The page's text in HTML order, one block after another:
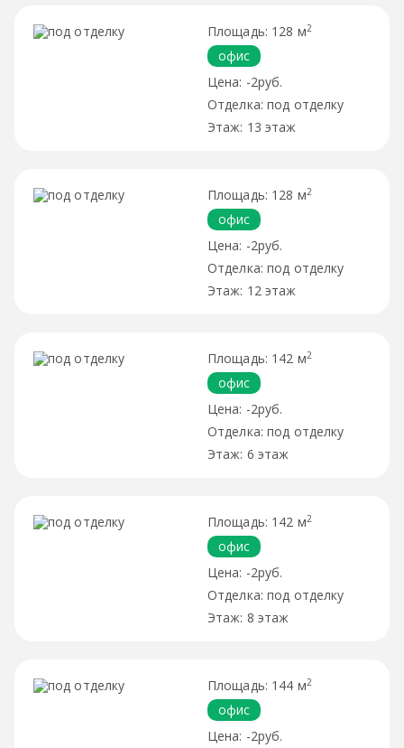
128 м2
офис
-2руб.
под отделку
13 этаж
128 м2
офис
-2руб.
под отделку
12 этаж
142 м2
офис
-2руб.
под отделку
6 этаж
142 м2
офис
-2руб.
под отделку
8 этаж
144 м2
офис
-2руб.